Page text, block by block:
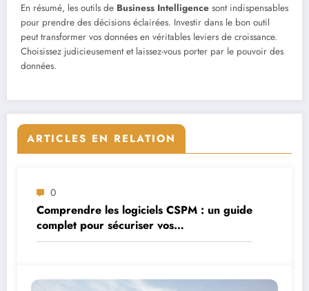
En résumé, les outils de Business Intelligence sont indispensables
pour prendre des décisions éclairées. Investir dans le bon outil
peut transformer vos données en véritables leviers de croissance.
Choisissez judicieusement et laissez-vous porter par le pouvoir des
données.
ARTICLES EN RELATION
0
Comprendre les logiciels CSPM : un guide
complet pour sécuriser vos
environnements cloud